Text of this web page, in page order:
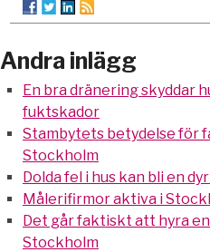
Andra inlägg
En bra dränering skyddar
fuktskador
Stambytets betydelse för
Stockholm
Dolda fel i hus kan bli en
Målerifirmor aktiva i
Det går faktiskt att hyra
Stockholm